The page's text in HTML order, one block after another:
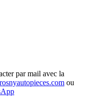
par mail avec la
ou